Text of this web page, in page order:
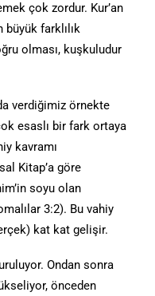
çok zordur. Kur’an
farklılık
olması, kuşkuludur
verdiğimiz örnekte
esaslı bir fark ortaya
kavramı
Kitap’a göre
soyu olan
3:2). Bu vahiy
kat kat gelişir.
Ondan sonra
önceden